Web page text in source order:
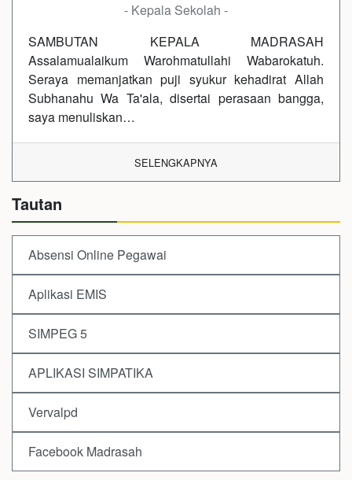
- Kepala Sekolah -
SAMBUTAN KEPALA MADRASAH
Assalamualaikum Warohmatullahi Wabarokatuh.
Seraya memanjatkan puji syukur kehadirat Allah
Subhanahu Wa Ta'ala, disertai perasaan bangga,
saya menuliskan…
SELENGKAPNYA
Tautan
Absensi Online Pegawai
Aplikasi EMIS
SIMPEG 5
APLIKASI SIMPATIKA
Vervalpd
Facebook Madrasah